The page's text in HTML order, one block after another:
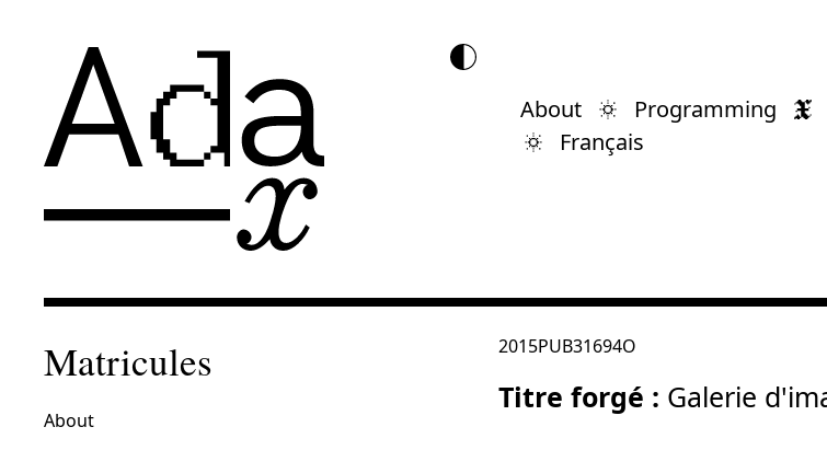
About Programming
Français
Matricules
About
2015PUB31694O
Titre forgé : Galerie